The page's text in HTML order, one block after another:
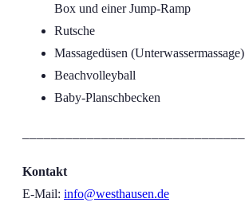
Box und einer Jump-Ramp
Rutsche
Massagedüsen (Unterwassermassage)
Beachvolleyball
Baby-Planschbecken
Kontakt
E-Mail: info@westhausen.de